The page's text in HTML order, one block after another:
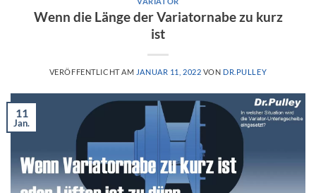
Wenn die Länge der Variatornabe zu kurz
ist
VERÖFFENTLICHT AM JANUAR 11, 2022 VON DR.PULLEY
11
Jan.